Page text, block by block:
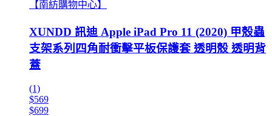
【南紡購物中心】
XUNDD 訊迪 Apple iPad Pro 11 (2020) 甲殼蟲
支架系列四角耐衝擊平板保護套 透明殼 透明背
蓋
(1)
$569
$699